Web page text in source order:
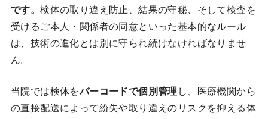
です。検体の取り違え防止、結果の守秘、そして検査を
受けるご本人・関係者の同意といった基本的なルール
は、技術の進化とは別に守られ続けなければなりませ
ん。
当院では検体をバーコードで個別管理 し、医療機関から
の直接配送によって紛失や取り違えのリスクを抑える体